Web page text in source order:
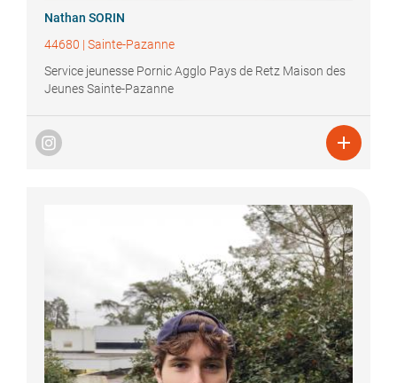
Nathan SORIN
44680 | Sainte-Pazanne
Service jeunesse Pornic Agglo Pays de Retz Maison des
Jeunes Sainte-Pazanne
